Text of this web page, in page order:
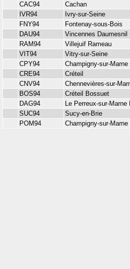
CAC94
Cachan
IVR94
Ivry-sur-Seine
FNY94
Fontenay-sous-Bois
DAU94
Vincennes Daumesnil
RAM94
Villejuif Rameau
VIT94
Vitry-sur-Seine
CPY94
Champigny-sur-Marne
CRE94
Créteil
CNV94
Chennevières-sur-
BOS94
Créteil Bossuet
DAG94
Le Perreux-sur-Marne
SUC94
Sucy-en-Brie
POM94
Champigny-sur-